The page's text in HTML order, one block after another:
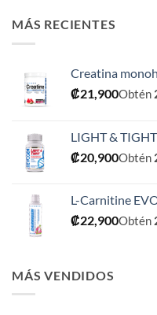
MÁS RECIENTES
Creatina
₡21,900Obtén
LIGHT &
₡20,900Obtén
L-Carnitine
₡22,900Obtén
MÁS VENDIDOS